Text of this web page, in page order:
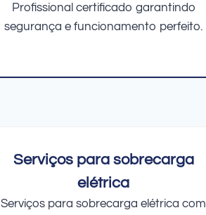
Profissional certificado garantindo
segurança e funcionamento perfeito.
Serviços para sobrecarga
elétrica
Serviços para sobrecarga elétrica com